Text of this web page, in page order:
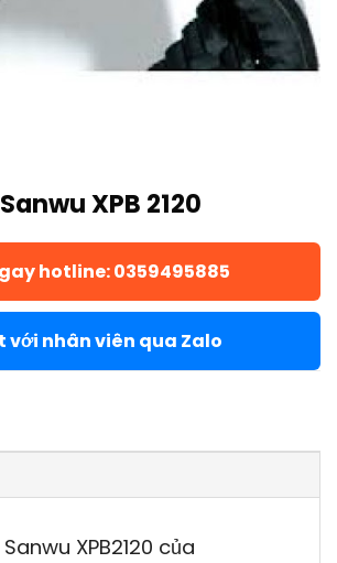
XPB 2120
hotline: 0359495885
với nhân viên qua Zalo
XPB2120 của